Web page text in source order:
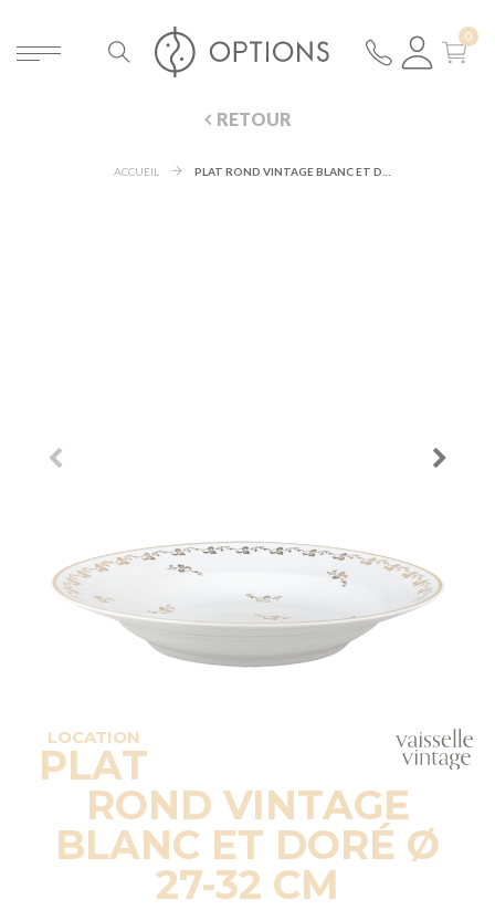
RETOUR
ACCUEIL
LOCATION
PLAT
ROND VINTAGE
BLANC ET DORÉ Ø
27-32 CM